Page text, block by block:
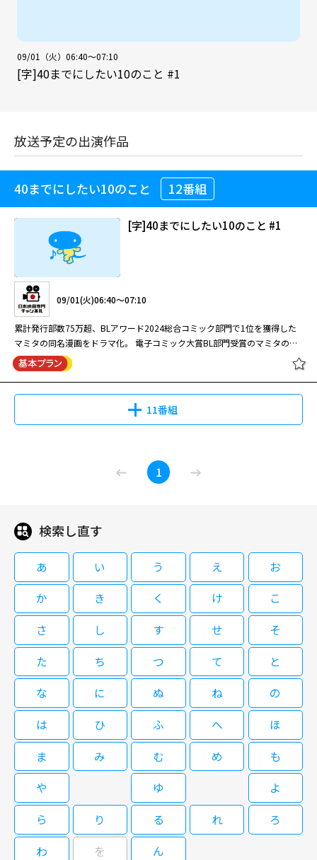
09/01（火）06:40～07:10
[字]40までにしたい10のこと #1
放送予定の出演作品
40までにしたい10のこと 12番組
[字]40までにしたい10のこと #1
09/01(火)06:40～07:10
累計発行部数75万超、BLアワード2024総合コミック部門で1位を獲得した
マミタの同名漫画をドラマ化。 電子コミック大賞BL部門受賞のマミタの人
気作を、新鮮な布陣で実写化。『仮面ライダーガヴ』でも注目の庄司浩平
が、風間俊介がはまり役の上司の心をかき乱すアラサー部下を、魅惑的に演
なしの冴えない日々を送っていたが、密かに作った“40までにしたいことリ
スト”を部下の慶司（庄司）に知られ、彼の提案で項目を一緒に叶えるうち
11番組
[字]40までにしたい10のこと #1
09/01(火)06:40～07:10
累計発行部数75万超、BLアワード2024総合コミック部門で1位を獲得した
マミタの同名漫画をドラマ化。 電子コミック大賞BL部門受賞のマミタの人
気作を、新鮮な布陣で実写化。『仮面ライダーガヴ』でも注目の庄司浩平
が、風間俊介がはまり役の上司の心をかき乱すアラサー部下を、魅惑的に演
じてブレイクした良作。40歳まであと3か月の雀（風間）は、10年以上恋人
なしの冴えない日々を送っていたが、密かに作った“40までにしたいことリ
スト”を部下の慶司（庄司）に知られ、彼の提案で項目を一緒に叶えるうち
に、日常が華やぎ二人の関係も変化する。
[字]40までにしたい10のこと #2
09/01(火)07:10～07:40
累計発行部数75万超、BLアワード2024総合コミック部門で1位を獲得した
マミタの同名漫画をドラマ化。 電子コミック大賞BL部門受賞のマミタの人
気作を、新鮮な布陣で実写化。『仮面ライダーガヴ』でも注目の庄司浩平
が、風間俊介がはまり役の上司の心をかき乱すアラサー部下を、魅惑的に演
じてブレイクした良作。40歳まであと3か月の雀（風間）は、10年以上恋人
なしの冴えない日々を送っていたが、密かに作った“40までにしたいことリ
スト”を部下の慶司（庄司）に知られ、彼の提案で項目を一緒に叶えるうち
に、日常が華やぎ二人の関係も変化する。
[字]40までにしたい10のこと #3
1
検索し直す
あ い う え
お
か
き く け
こ
さ
し す せ
そ
た
ち つ て
と
な
に ぬ ね
の
は
ひ ふ へ
ほ
ま
み む め
も
や
ゆ
よ
ら
り る れ
ろ
わ
を ん